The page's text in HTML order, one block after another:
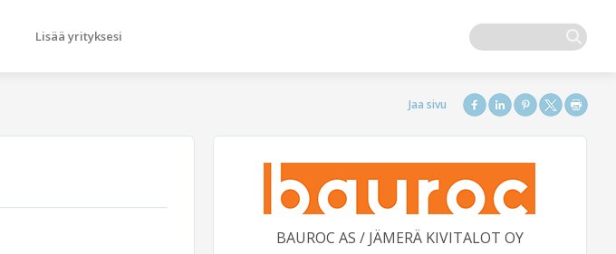
Lisää yrityksesi
BAUROC AS / JÄMERÄ KIVITALOT OY